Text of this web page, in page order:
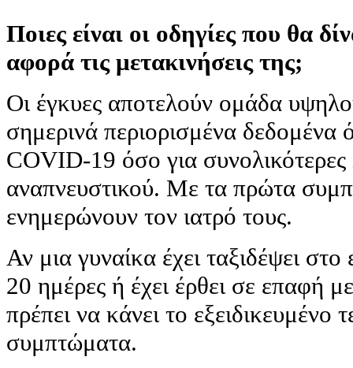
Ποιες είναι οι οδηγίες που θα
αφορά τις μετακινήσεις της;
Οι έγκυες αποτελούν ομάδα
σημερινά περιορισμένα δεδομένα
COVID-19 όσο για συνολικότερες
αναπνευστικού. Με τα πρώτα
ενημερώνουν τον ιατρό τους.
Αν μια γυναίκα έχει ταξιδέψει στο
20 ημέρες ή έχει έρθει σε επαφή
πρέπει να κάνει το εξειδικευμένο
συμπτώματα.